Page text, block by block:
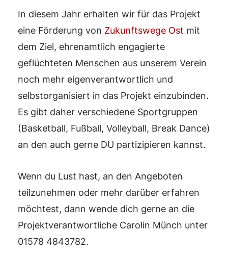
In diesem Jahr erhalten wir für das Projekt
eine Förderung von Zukunftswege Ost mit
dem Ziel, ehrenamtlich engagierte
geflüchteten Menschen aus unserem Verein
noch mehr eigenverantwortlich und
selbstorganisiert in das Projekt einzubinden.
Es gibt daher verschiedene Sportgruppen
(Basketball, Fußball, Volleyball, Break Dance)
an den auch gerne DU partizipieren kannst.
Wenn du Lust hast, an den Angeboten
teilzunehmen oder mehr darüber erfahren
möchtest, dann wende dich gerne an die
Projektverantwortliche Carolin Münch unter
01578 4843782.